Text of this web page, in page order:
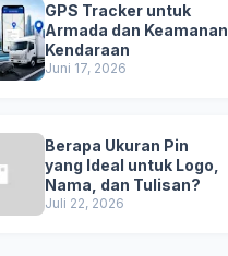
GPS Tracker untuk
Armada dan Keamanan
Kendaraan
Juni 17, 2026
Berapa Ukuran Pin
yang Ideal untuk Logo,
Nama, dan Tulisan?
Juli 22, 2026